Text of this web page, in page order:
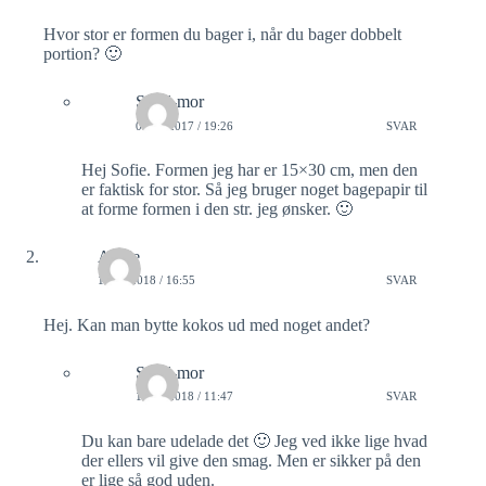
o
Hvor stor er formen du bager i, når du bager dobbelt
portion? 🙂
Sund-mor
05/01/2017 / 19:26 SVAR
Hej Sofie. Formen jeg har er 15×30 cm, men den
er faktisk for stor. Så jeg bruger noget bagepapir til
at forme formen i den str. jeg ønsker. 🙂
Annie
10/02/2018 / 16:55 SVAR
Hej. Kan man bytte kokos ud med noget andet?
Sund-mor
14/02/2018 / 11:47 SVAR
Du kan bare udelade det 🙂 Jeg ved ikke lige hvad
der ellers vil give den smag. Men er sikker på den
er lige så god uden.